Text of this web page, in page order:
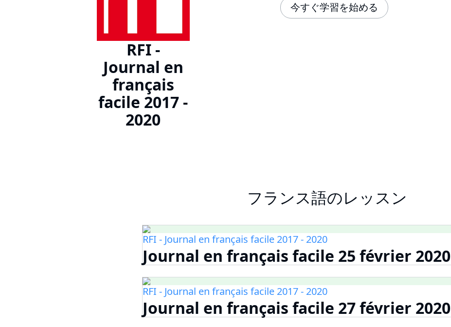
RFI -
Journal en
français
facile 2017 -
2020
今すぐ学習を始める
フランス語のレッスン
RFI - Journal en français facile 2017 - 2020
Journal en français facile 25 février 2020
RFI - Journal en français facile 2017 - 2020
Journal en français facile 27 février 2020